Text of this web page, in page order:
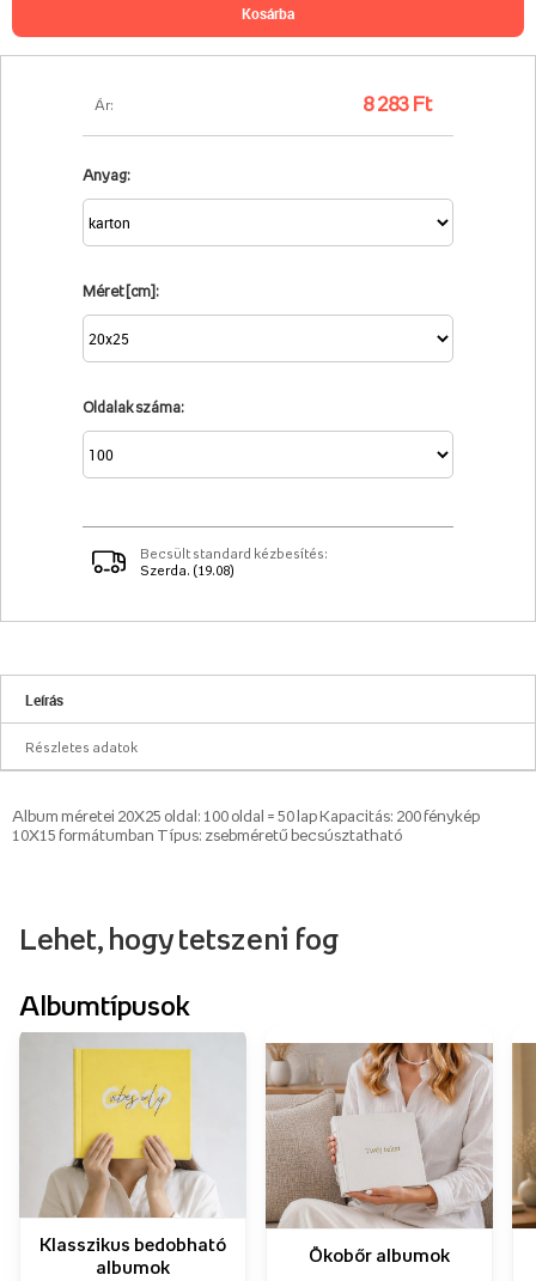
Ár: 8 283 Ft
Anyag:
Méret [cm]:
Oldalak száma:
Becsült standard kézbesítés:
Szerda. (19.08)
kosárba
Leírás
Részletes adatok
Album méretei 20X25 oldal: 100 oldal = 50 lap Kapacitás: 200 fénykép
10X15 formátumban Típus: zsebméretű becsúsztatható
Lehet, hogy tetszeni fog
Albumtípusok
Klasszikus bedobható
albumok
Ökobőr albumok